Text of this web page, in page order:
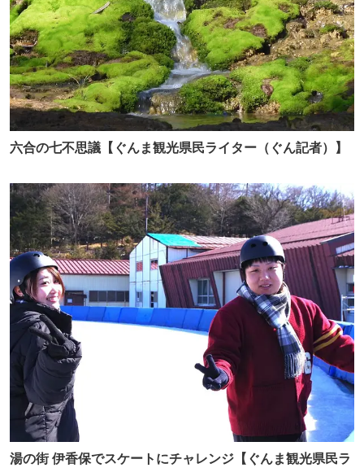
六合の七不思議【ぐんま観光県民ライター（ぐん記者）】
湯の街 伊香保でスケートにチャレンジ【ぐんま観光県民ラ